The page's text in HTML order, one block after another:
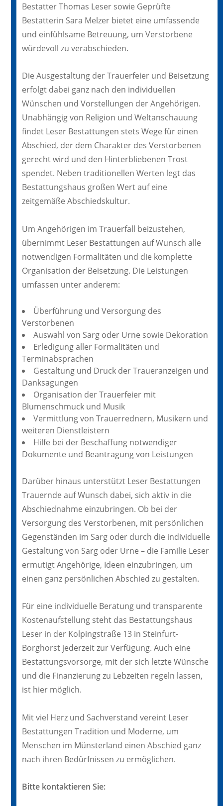
Bestatter Thomas Leser sowie Geprüfte
Bestatterin Sara Melzer bietet eine umfassende
und einfühlsame Betreuung, um Verstorbene
würdevoll zu verabschieden.
Die Ausgestaltung der Trauerfeier und Beisetzung
erfolgt dabei ganz nach den individuellen
Wünschen und Vorstellungen der Angehörigen.
Unabhängig von Religion und Weltanschauung
findet Leser Bestattungen stets Wege für einen
Abschied, der dem Charakter des Verstorbenen
gerecht wird und den Hinterbliebenen Trost
spendet. Neben traditionellen Werten legt das
Bestattungshaus großen Wert auf eine
zeitgemäße Abschiedskultur.
Um Angehörigen im Trauerfall beizustehen,
übernimmt Leser Bestattungen auf Wunsch alle
notwendigen Formalitäten und die komplette
Organisation der Beisetzung. Die Leistungen
umfassen unter anderem:
Überführung und Versorgung des
Verstorbenen
Auswahl von Sarg oder Urne sowie Dekoration
Erledigung aller Formalitäten und
Terminabsprachen
Gestaltung und Druck der Traueranzeigen und
Danksagungen
Organisation der Trauerfeier mit
Blumenschmuck und Musik
Vermittlung von Trauerrednern, Musikern und
weiteren Dienstleistern
Hilfe bei der Beschaffung notwendiger
Dokumente und Beantragung von Leistungen
Darüber hinaus unterstützt Leser Bestattungen
Trauernde auf Wunsch dabei, sich aktiv in die
Abschiednahme einzubringen. Ob bei der
Versorgung des Verstorbenen, mit persönlichen
Gegenständen im Sarg oder durch die individuelle
Gestaltung von Sarg oder Urne – die Familie Leser
ermutigt Angehörige, Ideen einzubringen, um
einen ganz persönlichen Abschied zu gestalten.
Für eine individuelle Beratung und transparente
Kostenaufstellung steht das Bestattungshaus
Leser in der Kolpingstraße 13 in Steinfurt-
Borghorst jederzeit zur Verfügung. Auch eine
Bestattungsvorsorge, mit der sich letzte Wünsche
und die Finanzierung zu Lebzeiten regeln lassen,
ist hier möglich.
Mit viel Herz und Sachverstand vereint Leser
Bestattungen Tradition und Moderne, um
Menschen im Münsterland einen Abschied ganz
nach ihren Bedürfnissen zu ermöglichen.
Bitte kontaktieren Sie: